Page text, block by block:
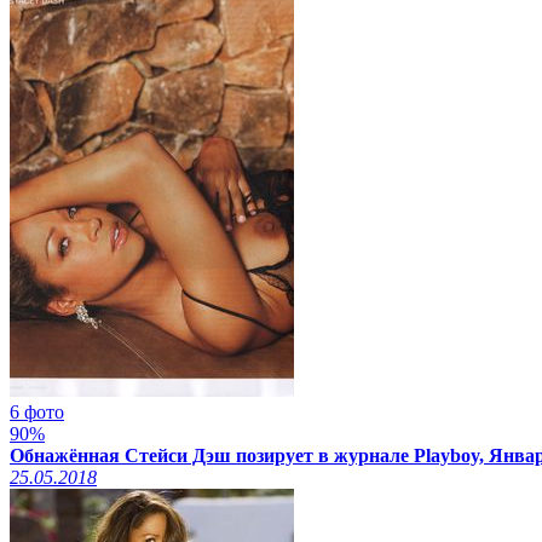
6 фото
90%
Обнажённая Стейси Дэш позирует в журнале Playboy,
25.05.2018